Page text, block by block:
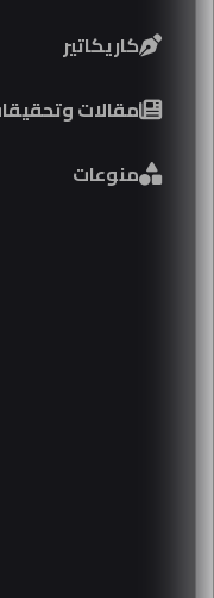
كاريكاتير
مقالات
منوعات